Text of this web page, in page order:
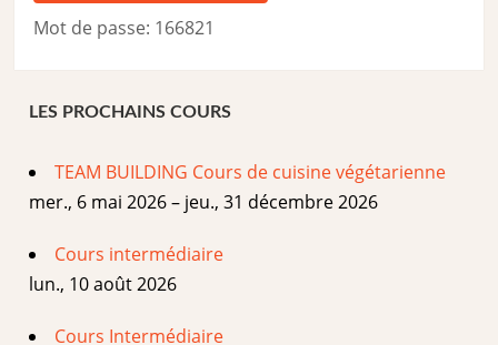
Mot de passe: 166821
LES PROCHAINS COURS
TEAM BUILDING Cours de cuisine végétarienne
mer., 6 mai 2026 – jeu., 31 décembre 2026
Cours intermédiaire
lun., 10 août 2026
Cours Intermédiaire